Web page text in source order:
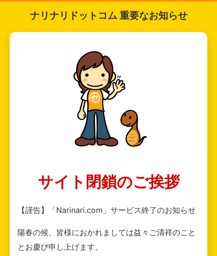
ナリナリドットコム 重要なお知らせ
サイト閉鎖のご挨拶
【謹告】「Narinari.com」サービス終了のお知らせ
陽春の候、皆様におかれましては益々ご清祥のこと
とお慶び申し上げます。